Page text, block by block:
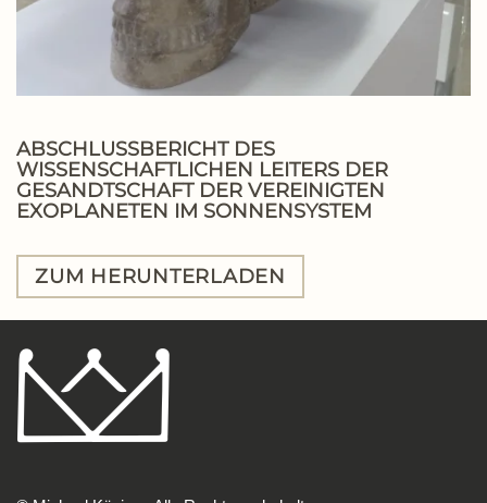
ABSCHLUSSBERICHT DES
WISSENSCHAFTLICHEN LEITERS DER
GESANDTSCHAFT DER VEREINIGTEN
EXOPLANETEN IM SONNENSYSTEM
ZUM HERUNTERLADEN